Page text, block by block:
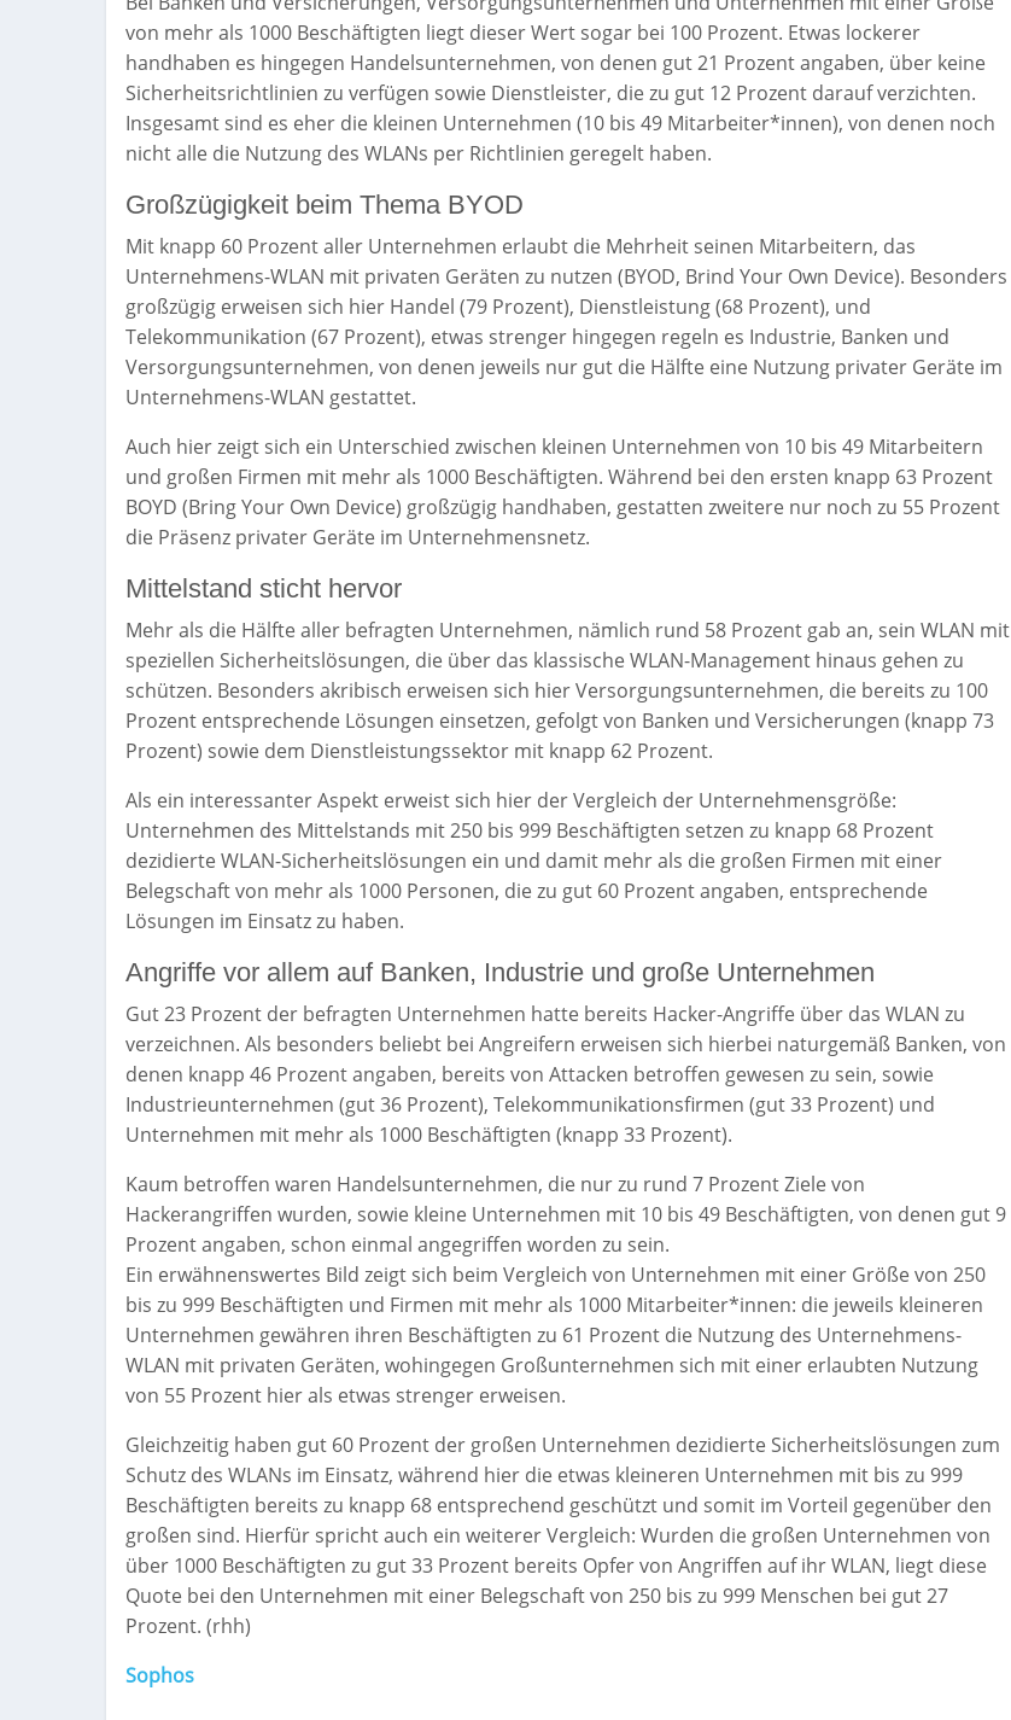
von mehr als 1000 Beschäftigten liegt dieser Wert sogar bei 100 Prozent. Etwas lockerer
handhaben es hingegen Handelsunternehmen, von denen gut 21 Prozent angaben, über keine
Sicherheitsrichtlinien zu verfügen sowie Dienstleister, die zu gut 12 Prozent darauf verzichten.
Insgesamt sind es eher die kleinen Unternehmen (10 bis 49 Mitarbeiter*innen), von denen noch
nicht alle die Nutzung des WLANs per Richtlinien geregelt haben.
Großzügigkeit beim Thema BYOD
Mit knapp 60 Prozent aller Unternehmen erlaubt die Mehrheit seinen Mitarbeitern, das
Unternehmens-WLAN mit privaten Geräten zu nutzen (BYOD, Brind Your Own Device). Besonders
großzügig erweisen sich hier Handel (79 Prozent), Dienstleistung (68 Prozent), und
Telekommunikation (67 Prozent), etwas strenger hingegen regeln es Industrie, Banken und
Versorgungsunternehmen, von denen jeweils nur gut die Hälfte eine Nutzung privater Geräte im
Unternehmens-WLAN gestattet.
Auch hier zeigt sich ein Unterschied zwischen kleinen Unternehmen von 10 bis 49 Mitarbeitern
und großen Firmen mit mehr als 1000 Beschäftigten. Während bei den ersten knapp 63 Prozent
BOYD (Bring Your Own Device) großzügig handhaben, gestatten zweitere nur noch zu 55 Prozent
die Präsenz privater Geräte im Unternehmensnetz.
Mittelstand sticht hervor
Mehr als die Hälfte aller befragten Unternehmen, nämlich rund 58 Prozent gab an, sein WLAN mit
speziellen Sicherheitslösungen, die über das klassische WLAN-Management hinaus gehen zu
schützen. Besonders akribisch erweisen sich hier Versorgungsunternehmen, die bereits zu 100
Prozent entsprechende Lösungen einsetzen, gefolgt von Banken und Versicherungen (knapp 73
Prozent) sowie dem Dienstleistungssektor mit knapp 62 Prozent.
Als ein interessanter Aspekt erweist sich hier der Vergleich der Unternehmensgröße:
Unternehmen des Mittelstands mit 250 bis 999 Beschäftigten setzen zu knapp 68 Prozent
dezidierte WLAN-Sicherheitslösungen ein und damit mehr als die großen Firmen mit einer
Belegschaft von mehr als 1000 Personen, die zu gut 60 Prozent angaben, entsprechende
Lösungen im Einsatz zu haben.
Angriffe vor allem auf Banken, Industrie und große Unternehmen
Gut 23 Prozent der befragten Unternehmen hatte bereits Hacker-Angriffe über das WLAN zu
verzeichnen. Als besonders beliebt bei Angreifern erweisen sich hierbei naturgemäß Banken, von
denen knapp 46 Prozent angaben, bereits von Attacken betroffen gewesen zu sein, sowie
Industrieunternehmen (gut 36 Prozent), Telekommunikationsfirmen (gut 33 Prozent) und
Unternehmen mit mehr als 1000 Beschäftigten (knapp 33 Prozent).
Kaum betroffen waren Handelsunternehmen, die nur zu rund 7 Prozent Ziele von
Hackerangriffen wurden, sowie kleine Unternehmen mit 10 bis 49 Beschäftigten, von denen gut 9
Prozent angaben, schon einmal angegriffen worden zu sein.
Ein erwähnenswertes Bild zeigt sich beim Vergleich von Unternehmen mit einer Größe von 250
bis zu 999 Beschäftigten und Firmen mit mehr als 1000 Mitarbeiter*innen: die jeweils kleineren
Unternehmen gewähren ihren Beschäftigten zu 61 Prozent die Nutzung des Unternehmens-
WLAN mit privaten Geräten, wohingegen Großunternehmen sich mit einer erlaubten Nutzung
von 55 Prozent hier als etwas strenger erweisen.
Gleichzeitig haben gut 60 Prozent der großen Unternehmen dezidierte Sicherheitslösungen zum
Schutz des WLANs im Einsatz, während hier die etwas kleineren Unternehmen mit bis zu 999
Beschäftigten bereits zu knapp 68 entsprechend geschützt und somit im Vorteil gegenüber den
großen sind. Hierfür spricht auch ein weiterer Vergleich: Wurden die großen Unternehmen von
über 1000 Beschäftigten zu gut 33 Prozent bereits Opfer von Angriffen auf ihr WLAN, liegt diese
Quote bei den Unternehmen mit einer Belegschaft von 250 bis zu 999 Menschen bei gut 27
Prozent. (rhh)
Sophos